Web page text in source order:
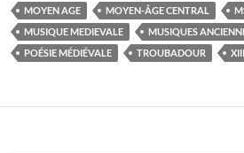
MOYEN AGE
MOYEN-ÂGE CENTRAL
MUSIQUE MEDIEVALE
MUSIQUES
POÉSIE MÉDIÉVALE
TROUBADOUR